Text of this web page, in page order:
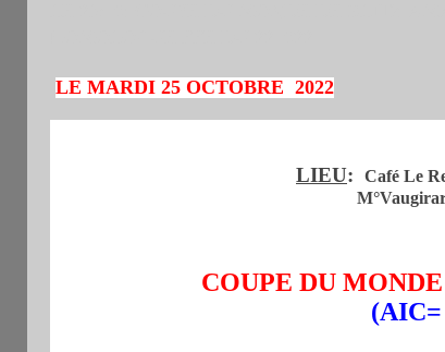
LE MARDI 25 OCTOBRE 2022
LIEU:
Café Le
COUPE DU
(AIC=